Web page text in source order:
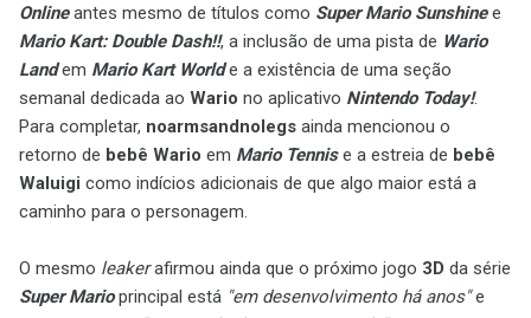
Onlineantes mesmo de títulos como Super Mario Sunshinee
Mario Kart: Double Dash!!, a inclusão de uma pista de Wario
Landem Mario Kart Worlde a existência de uma seção
semanal dedicada ao Wario no aplicativo Nintendo Today!.
Para completar, noarmsandnolegs ainda mencionou o
retorno de bebê Wario em Mario Tennise a estreia de bebê
Waluigi como indícios adicionais de que algo maior está a
caminho para o personagem.
O mesmo leakerafirmou ainda que o próximo jogo 3D da série
Super Marioprincipal está "em desenvolvimento há anos"e